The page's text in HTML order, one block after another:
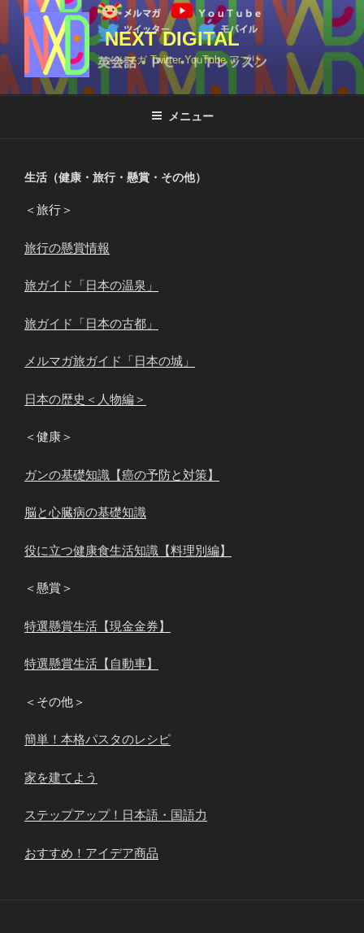
テ
ン
ツ
NEXT DIGITAL
メルマガ Twitter YouTube アプリ
メニュー
生活（健康・旅行・懸賞・その他）
＜旅行＞
旅行の懸賞情報
旅ガイド「日本の温泉」
旅ガイド「日本の古都」
メルマガ旅ガイド「日本の城」
日本の歴史＜人物編＞
＜健康＞
ガンの基礎知識【癌の予防と対策】
脳と心臓病の基礎知識
役に立つ健康食生活知識【料理別編】
＜懸賞＞
特選懸賞生活【現金金券】
特選懸賞生活【自動車】
＜その他＞
簡単！本格パスタのレシピ
家を建てよう
ステップアップ！日本語・国語力
おすすめ！アイデア商品